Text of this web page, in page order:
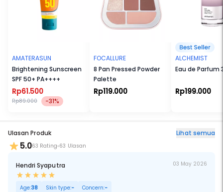
AMATERASUN
Brightening Sunscreen
SPF 50+ PA++++
Rp61.500
Rp89.000 -31%
FOCALLURE
8 Pan Pressed Powder
Palette
Rp119.000
ALCHEMIST
Eau de Parfum
Rp199.000
Ulasan Produk Lihat semua
5.063 Rating 63 Ulasan
Hendri Syaputra 03 May 2026
Age:38 Skin type:- Concern:-